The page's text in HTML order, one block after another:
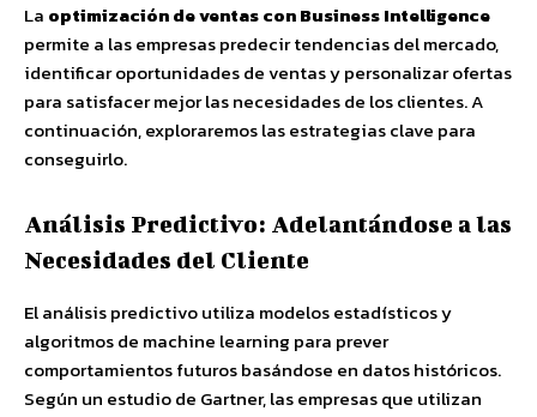
La optimización de ventas con Business Intelligence
permite a las empresas predecir tendencias del mercado,
identificar oportunidades de ventas y personalizar ofertas
para satisfacer mejor las necesidades de los clientes. A
continuación, exploraremos las estrategias clave para
conseguirlo.
Análisis Predictivo: Adelantándose a las
Necesidades del Cliente
El análisis predictivo utiliza modelos estadísticos y
algoritmos de machine learning para prever
comportamientos futuros basándose en datos históricos.
Según un estudio de Gartner, las empresas que utilizan